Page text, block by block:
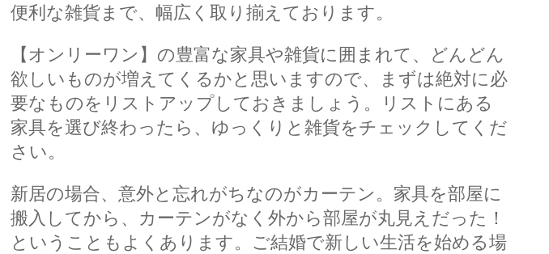
便利な雑貨まで、幅広く取り揃えております。
【オンリーワン】の豊富な家具や雑貨に囲まれて、どんどん
欲しいものが増えてくるかと思いますので、まずは絶対に必
要なものをリストアップしておきましょう。リストにある
家具を選び終わったら、ゆっくりと雑貨をチェックしてくだ
さい。
新居の場合、意外と忘れがちなのがカーテン。家具を部屋に
搬入してから、カーテンがなく外から部屋が丸見えだった！
ということもよくあります。ご結婚で新しい生活を始める場